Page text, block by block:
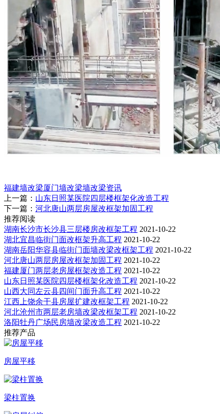
福建墙改梁厦门墙改梁墙改梁资讯
上一篇： 山东日照某医院四层楼框架化改造工程
下一篇： 河北唐山两层房屋改框架加固工程
推荐阅读
湖南长沙市长沙县三层楼房改框架工程 2021-10-22
湖北宜昌临街门面改框架升高工程 2021-10-22
湖南岳阳华容县临街门面墙改梁改框架工程 2021-10-22
河北唐山两层房屋改框架加固工程 2021-10-22
福建厦门两层老房屋框架改造工程 2021-10-22
山东日照某医院四层楼框架化改造工程 2021-10-22
山西大同左云县四间门面升高工程 2021-10-22
江西上饶余干县房屋扩建改框架工程 2021-10-22
河北沧州市两层老房墙改梁改框架工程 2021-10-22
洛阳牡丹广场民房墙改梁改造工程 2021-10-22
推荐产品
房屋平移
梁柱置换